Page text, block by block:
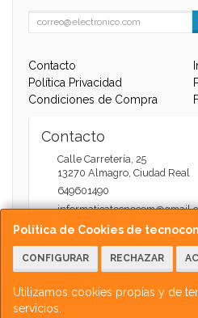
Política de Cookies de
CONFIGURAR RECHAZAR
Utilizamos cookies propias y de
servicios.
Contacto
Política Privacidad
Condiciones de Compra
Contacto
Calle Carretería, 25
13270 Almagro, Ciudad Real
649601490
Horario
Atención Web - 11:00 a 13:30 /